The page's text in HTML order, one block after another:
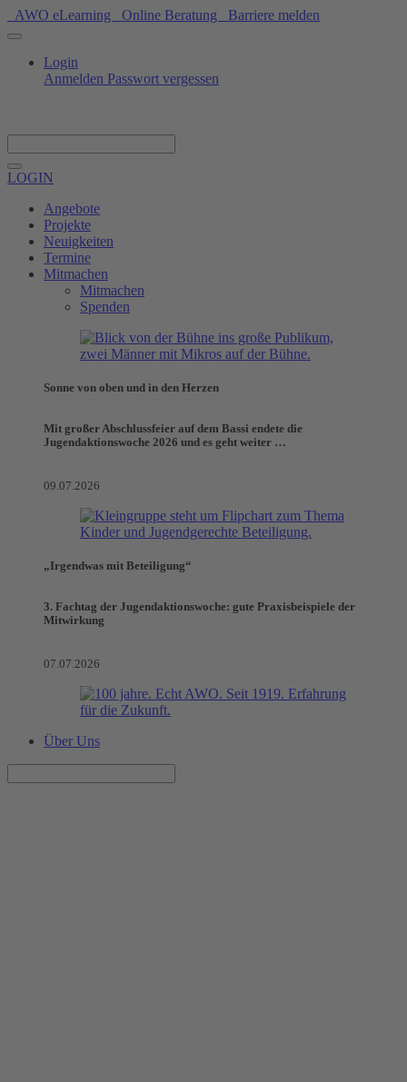
AWO eLearning Online Beratung Barriere melden
Login
Anmelden Passwort vergessen
LOGIN
Angebote
Projekte
Neuigkeiten
Termine
Mitmachen
Mitmachen
Spenden
Sonne von oben und in den Herzen
Mit großer Abschlussfeier auf dem Bassi endete die
Jugendaktionswoche 2026 und es geht weiter …
09.07.2026
„Irgendwas mit Beteiligung“
3. Fachtag der Jugendaktionswoche: gute Praxisbeispiele der
Mitwirkung
07.07.2026
Über Uns